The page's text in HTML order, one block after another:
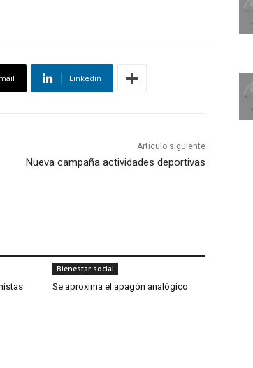
Linkedin
Artículo siguiente
Nueva campaña actividades deportivas
Bienestar social
Se aproxima el apagón analógico